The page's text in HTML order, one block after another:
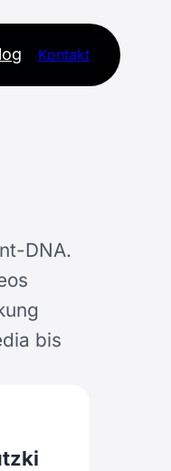
Kontakt
DNA.
bis